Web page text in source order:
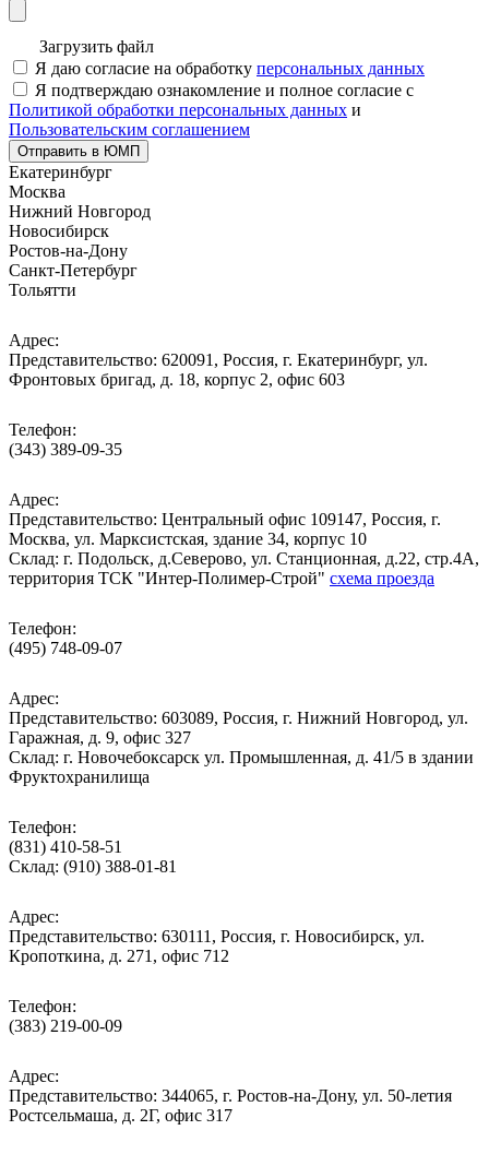
Загрузить файл
Я даю согласие на обработку персональных данных
Я подтверждаю ознакомление и полное согласие с
Политикой обработки персональных данных и
Пользовательским соглашением
Отправить в ЮМП
Екатеринбург
Москва
Нижний Новгород
Новосибирск
Ростов-на-Дону
Санкт-Петербург
Тольятти
Адрес:
Представительство: 620091, Россия, г. Екатеринбург, ул.
Фронтовых бригад, д. 18, корпус 2, офис 603
Телефон:
(343) 389-09-35
Адрес:
Представительство: Центральный офис 109147, Россия, г.
Москва, ул. Марксистская, здание 34, корпус 10
Cклад: г. Подольск, д.Северово, ул. Станционная, д.22, стр.4А,
территория ТСК "Интер-Полимер-Строй" схема проезда
Телефон:
(495) 748-09-07
Адрес:
Представительство: 603089, Россия, г. Нижний Новгород, ул.
Гаражная, д. 9, офис 327
Склад: г. Новочебоксарск ул. Промышленная, д. 41/5 в здании
Фруктохранилища
Телефон:
(831) 410-58-51
Склад: (910) 388-01-81
Адрес:
Представительство: 630111, Россия, г. Новосибирск, ул.
Кропоткина, д. 271, офис 712
Телефон:
(383) 219-00-09
Адрес:
Представительство: 344065, г. Ростов-на-Дону, ул. 50-летия
Ростсельмаша, д. 2Г, офис 317